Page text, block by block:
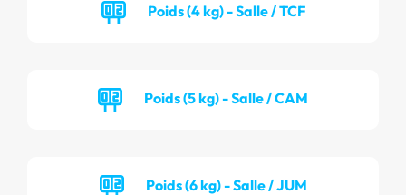
Poids (4 kg) - Salle / TCF
Poids (5 kg) - Salle / CAM
Poids (6 kg) - Salle / JUM